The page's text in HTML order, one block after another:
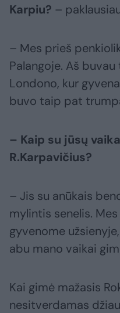
Karpiu? –
– Mes prieš
Palangoje. Aš
Londono, kur
buvo taip pat
– Kaip su jūsų
R.Karpavičius?
– Jis su anūkais
mylintis senelis.
gyvenome
abu mano vaikai
Kai gimė mažasis
nesitverdamas